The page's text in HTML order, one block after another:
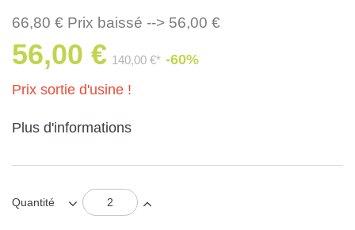
66,80 € Prix baissé --> 56,00 €
56,00 € 140,00 €* -60%
Prix sortie d'usine !
Plus d'informations
Quantité